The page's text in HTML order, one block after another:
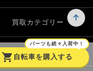
shopping_cart
パーツも続々入荷中！
自転車を購入する
買取カテゴリー
自転車のコラム